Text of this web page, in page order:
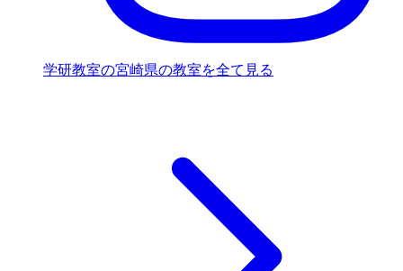
学研教室の宮崎県の教室を全て見る